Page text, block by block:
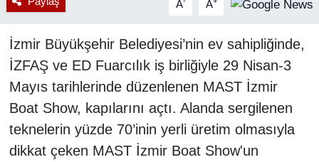
A A
İzmir Büyükşehir Belediyesi’nin ev sahipliğinde,
İZFAŞ ve ED Fuarcılık iş birliğiyle 29 Nisan-3
Mayıs tarihlerinde düzenlenen MAST İzmir
Boat Show, kapılarını açtı. Alanda sergilenen
teknelerin yüzde 70’inin yerli üretim olmasıyla
dikkat çeken MAST İzmir Boat Show'un